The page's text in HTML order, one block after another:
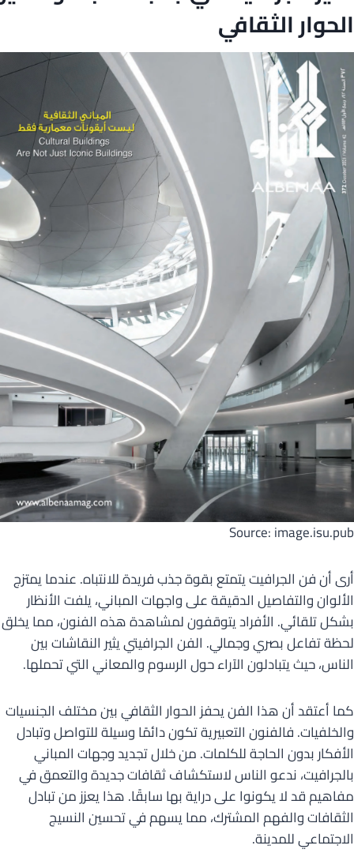
الحوار الثقافي
Source: image.isu.pub
أرى أن فن الجرافيت يتمتع بقوة جذب فريدة للانتباه. عندما يمتزج
الألوان والتفاصيل الدقيقة على واجهات المباني، يلفت الأنظار
بشكل تلقائي. الأفراد يتوقفون لمشاهدة هذه الفنون، مما يخلق
لحظة تفاعل بصري وجمالي. الفن الجرافيتي يثير النقاشات بين
الناس، حيث يتبادلون الآراء حول الرسوم والمعاني التي تحملها.
كما أعتقد أن هذا الفن يحفز الحوار الثقافي بين مختلف الجنسيات
والخلفيات. فالفنون التعبيرية تكون دائمًا وسيلة للتواصل وتبادل
الأفكار بدون الحاجة للكلمات. من خلال تجديد وجهات المباني
بالجرافيت، ندعو الناس لاستكشاف ثقافات جديدة والتعمق في
مفاهيم قد لا يكونوا على دراية بها سابقًا. هذا يعزز من تبادل
الثقافات والفهم المشترك، مما يسهم في تحسين النسيج
الاجتماعي للمدينة.